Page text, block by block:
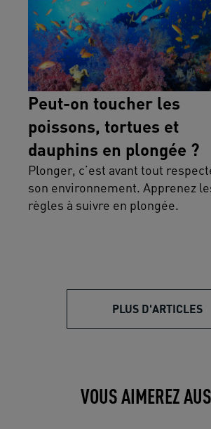
Peut-on toucher les
poissons, tortues et
dauphins en plongée ?
Plonger, c’est avant tout
son environnement. Apprenez
règles à suivre en plongée.
PLUS D'ARTICLES
VOUS AIMEREZ